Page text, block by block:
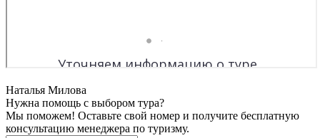
Наталья Милова
Нужна помощь с выбором тура?
Мы поможем! Оставьте свой номер и получите бесплатную
консультацию менеджера по туризму.